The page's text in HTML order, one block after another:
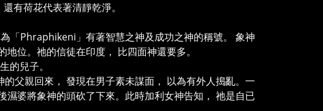
有荷花代表著清靜乾淨。
「Phraphikeni」有著智慧之神及成功之神的稱號。 象神
位。祂的信徒在印度， 比四面神還要多。
的兒子。
父親回來， 發現在男子素未謀面， 以為有外人搗亂。一
婆將象神的頭砍了下來。此時加利女神告知， 祂是自已